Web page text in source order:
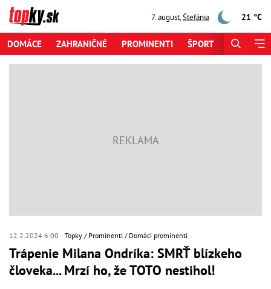
7. august,Štefánia 21 °C
DOMÁCE ZAHRANIČNÉ PROMINENTI ŠPORT
12.2.2024 6:00 Topky Prominenti Domáci prominenti
Trápenie Milana Ondríka: SMRŤ blízkeho
človeka... Mrzí ho, že TOTO nestihol!